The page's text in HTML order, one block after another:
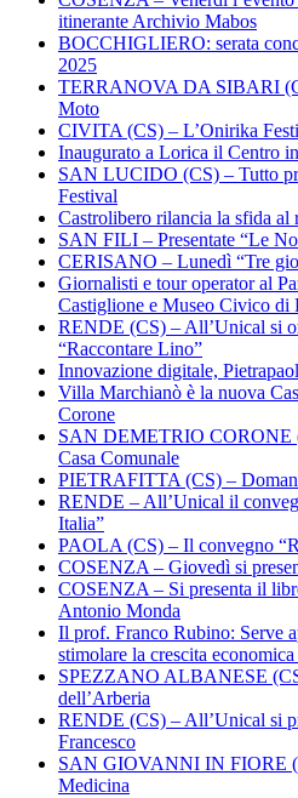
itinerante Archivio Mabos
BOCCHIGLIERO: serata
2025
TERRANOVA DA SIBARI
Moto
CIVITA (CS) – L’Onirika
Inaugurato a Lorica il Centro
SAN LUCIDO (CS) – Tutto
Festival
Castrolibero rilancia la sfida al
SAN FILI – Presentate “Le
CERISANO – Lunedì “Tre
Giornalisti e tour operator al
Castiglione e Museo Civico di
RENDE (CS) – All’Unical si
“Raccontare Lino”
Innovazione digitale,
Villa Marchianò è la nuova
Corone
SAN DEMETRIO CORONE
Casa Comunale
PIETRAFITTA (CS) –
RENDE – All’Unical il
Italia”
PAOLA (CS) – Il convegno
COSENZA – Giovedì si
COSENZA – Si presenta il
Antonio Monda
Il prof. Franco Rubino: Serve
stimolare la crescita
SPEZZANO ALBANESE
dell’Arberia
RENDE (CS) – All’Unical si
Francesco
SAN GIOVANNI IN FIORE
Medicina